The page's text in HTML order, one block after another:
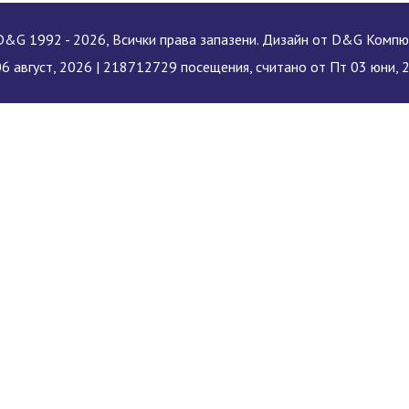
1992 - 2026, Всички права запазени. Дизайн от D&G
август, 2026 | 218712729 посещения, считано от Пт 03 юни,